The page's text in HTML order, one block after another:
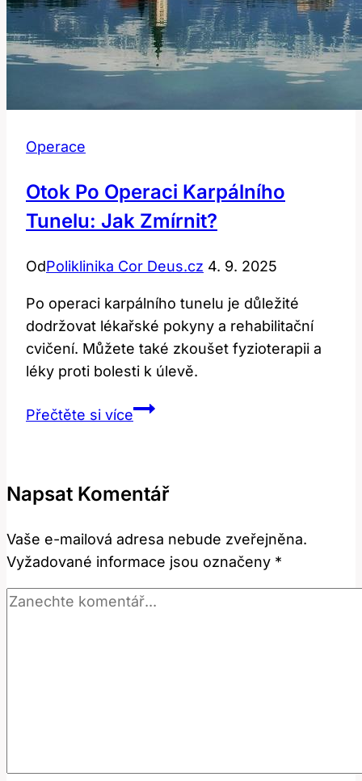
Operace
Otok Po Operaci Karpálního
Tunelu: Jak Zmírnit?
OdPoliklinika Cor Deus.cz 4. 9. 2025
Po operaci karpálního tunelu je důležité
dodržovat lékařské pokyny a rehabilitační
cvičení. Můžete také zkoušet fyzioterapii a
léky proti bolesti k úlevě.
Přečtěte si víceOtok
tunelu:
zmírnit?
Napsat Komentář
Vaše e-mailová adresa nebude zveřejněna.
Vyžadované informace jsou označeny *